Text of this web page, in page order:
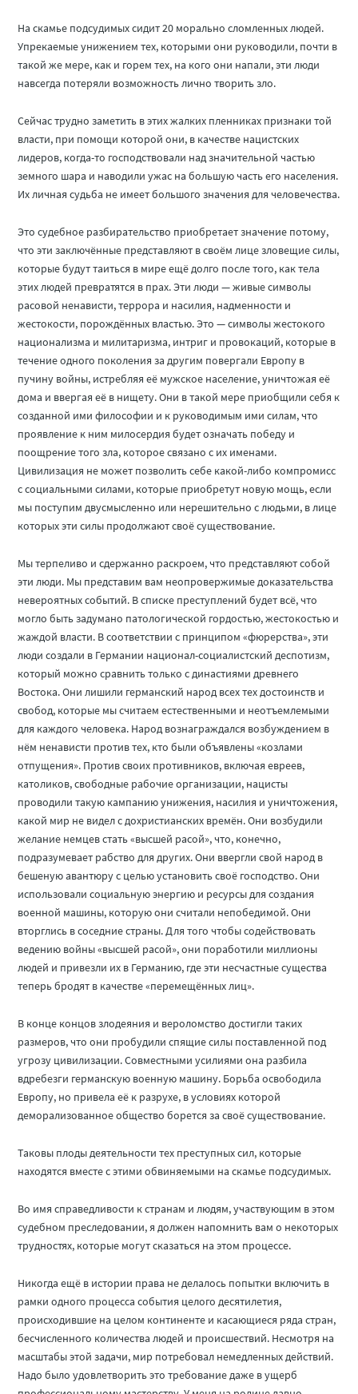
На скамье подсудимых сидит 20 морально сломленных людей.
Упрекаемые унижением тех, которыми они руководили, почти в
такой же мере, как и горем тех, на кого они напали, эти люди
навсегда потеряли возможность лично творить зло.
Сейчас трудно заметить в этих жалких пленниках признаки той
власти, при помощи которой они, в качестве нацистских
лидеров, когда-то господствовали над значительной частью
земного шара и наводили ужас на большую часть его населения.
Их личная судьба не имеет большого значения для человечества.
Это судебное разбирательство приобретает значение потому,
что эти заключённые представляют в своём лице зловещие силы,
которые будут таиться в мире ещё долго после того, как тела
этих людей превратятся в прах. Эти люди — живые символы
расовой ненависти, террора и насилия, надменности и
жестокости, порождённых властью. Это — символы жестокого
национализма и милитаризма, интриг и провокаций, которые в
течение одного поколения за другим повергали Европу в
пучину войны, истребляя её мужское население, уничтожая её
дома и ввергая её в нищету. Они в такой мере приобщили себя к
созданной ими философии и к руководимым ими силам, что
проявление к ним милосердия будет означать победу и
поощрение того зла, которое связано с их именами.
Цивилизация не может позволить себе какой-либо компромисс
с социальными силами, которые приобретут новую мощь, если
мы поступим двусмысленно или нерешительно с людьми, в лице
которых эти силы продолжают своё существование.
Мы терпеливо и сдержанно раскроем, что представляют собой
эти люди. Мы представим вам неопровержимые доказательства
невероятных событий. В списке преступлений будет всё, что
могло быть задумано патологической гордостью, жестокостью и
жаждой власти. В соответствии с принципом «фюрерства», эти
люди создали в Германии национал-социалистский деспотизм,
который можно сравнить только с династиями древнего
Востока. Они лишили германский народ всех тех достоинств и
свобод, которые мы считаем естественными и неотъемлемыми
для каждого человека. Народ вознаграждался возбуждением в
нём ненависти против тех, кто были объявлены «козлами
отпущения». Против своих противников, включая евреев,
католиков, свободные рабочие организации, нацисты
проводили такую кампанию унижения, насилия и уничтожения,
какой мир не видел с дохристианских времён. Они возбудили
желание немцев стать «высшей расой», что, конечно,
подразумевает рабство для других. Они ввергли свой народ в
бешеную авантюру с целью установить своё господство. Они
использовали социальную энергию и ресурсы для создания
военной машины, которую они считали непобедимой. Они
вторглись в соседние страны. Для того чтобы содействовать
ведению войны «высшей расой», они поработили миллионы
людей и привезли их в Германию, где эти несчастные существа
теперь бродят в качестве «перемещённых лиц».
В конце концов злодеяния и вероломство достигли таких
размеров, что они пробудили спящие силы поставленной под
угрозу цивилизации. Совместными усилиями она разбила
вдребезги германскую военную машину. Борьба освободила
Европу, но привела её к разрухе, в условиях которой
деморализованное общество борется за своё существование.
Таковы плоды деятельности тех преступных сил, которые
находятся вместе с этими обвиняемыми на скамье подсудимых.
Во имя справедливости к странам и людям, участвующим в этом
судебном преследовании, я должен напомнить вам о некоторых
трудностях, которые могут сказаться на этом процессе.
Никогда ещё в истории права не делалось попытки включить в
рамки одного процесса события целого десятилетия,
происходившие на целом континенте и касающиеся ряда стран,
бесчисленного количества людей и происшествий. Несмотря на
масштабы этой задачи, мир потребовал немедленных действий.
Надо было удовлетворить это требование даже в ущерб